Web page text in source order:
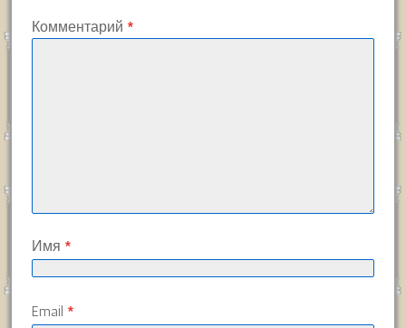
Комментарий *
Имя *
Email *